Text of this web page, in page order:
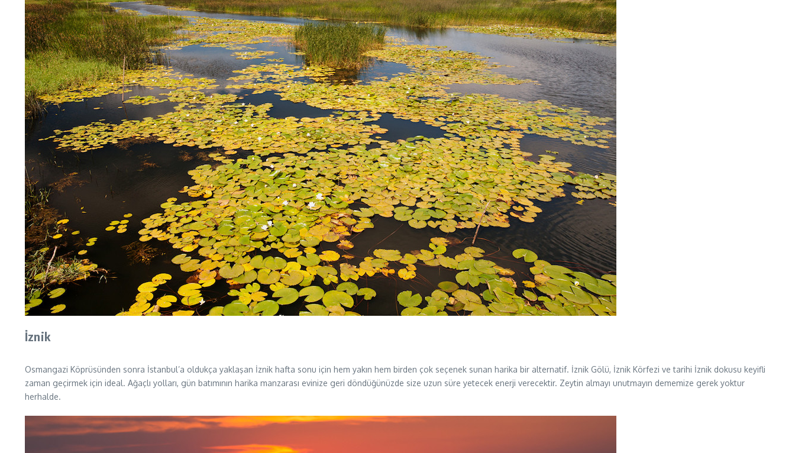
İznik
Osmangazi Köprüsünden sonra İstanbul’a oldukça yaklaşan İznik hafta sonu için hem yakın hem birden çok seçenek sunan harika bir alternatif. İznik Gölü, İznik Körfezi ve tarihi İznik dokusu keyifli
zaman geçirmek için ideal. Ağaçlı yolları, gün batımının harika manzarası evinize geri döndüğünüzde size uzun süre yetecek enerji verecektir. Zeytin almayı unutmayın dememize gerek yoktur
herhalde.